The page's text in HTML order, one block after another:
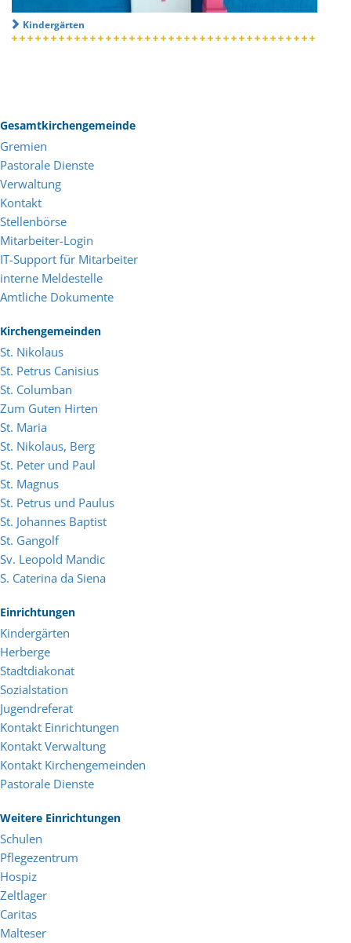
Kindergärten
Gesamtkirchengemeinde
Gremien
Pastorale Dienste
Verwaltung
Kontakt
Stellenbörse
Mitarbeiter-Login
IT-Support für Mitarbeiter
interne Meldestelle
Amtliche Dokumente
Kirchengemeinden
St. Nikolaus
St. Petrus Canisius
St. Columban
Zum Guten Hirten
St. Maria
St. Nikolaus, Berg
St. Peter und Paul
St. Magnus
St. Petrus und Paulus
St. Johannes Baptist
St. Gangolf
Sv. Leopold Mandic
S. Caterina da Siena
Einrichtungen
Kindergärten
Herberge
Stadtdiakonat
Sozialstation
Jugendreferat
Kontakt Einrichtungen
Kontakt Verwaltung
Kontakt Kirchengemeinden
Pastorale Dienste
Weitere Einrichtungen
Schulen
Pflegezentrum
Hospiz
Zeltlager
Caritas
Malteser